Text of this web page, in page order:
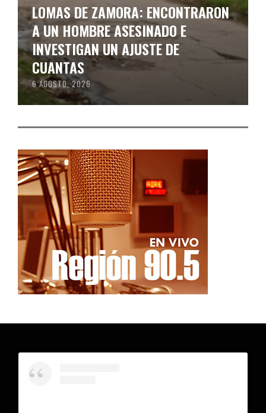
LOMAS DE ZAMORA: ENCONTRARON
A UN HOMBRE ASESINADO E
INVESTIGAN UN AJUSTE DE
CUANTAS
6 AGOSTO, 2026